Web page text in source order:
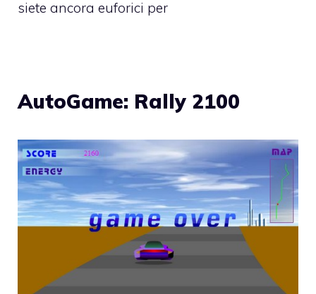
siete ancora euforici per
AutoGame: Rally 2100